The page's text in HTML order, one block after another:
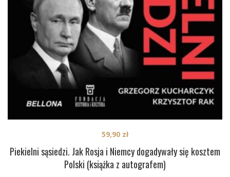
Piekielni sąsiedzi. Jak Rosja i Niemcy dogadywały się kosztem
Polski (książka z autografem)
59,90 zł